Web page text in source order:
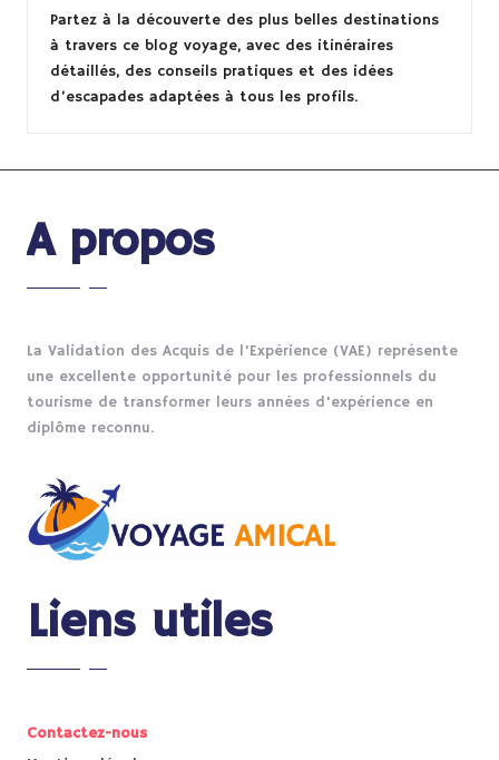
Partez à la découverte des plus belles destinations
à travers ce blog voyage, avec des itinéraires
détaillés, des conseils pratiques et des idées
d’escapades adaptées à tous les profils.
A propos
La Validation des Acquis de l'Expérience (VAE) représente
une excellente opportunité pour les professionnels du
tourisme de transformer leurs années d'expérience en
diplôme reconnu.
Liens utiles
Contactez-nous